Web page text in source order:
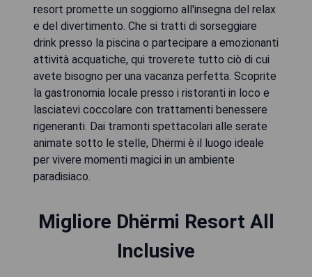
resort promette un soggiorno all'insegna del relax
e del divertimento. Che si tratti di sorseggiare
drink presso la piscina o partecipare a emozionanti
attività acquatiche, qui troverete tutto ciò di cui
avete bisogno per una vacanza perfetta. Scoprite
la gastronomia locale presso i ristoranti in loco e
lasciatevi coccolare con trattamenti benessere
rigeneranti. Dai tramonti spettacolari alle serate
animate sotto le stelle, Dhërmi è il luogo ideale
per vivere momenti magici in un ambiente
paradisiaco.
Migliore Dhërmi Resort All
Inclusive